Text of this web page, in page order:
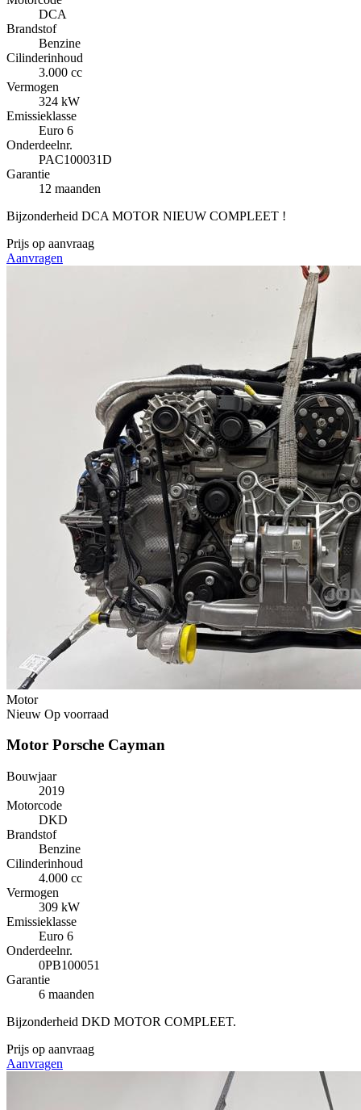
DCA
Brandstof
Benzine
Cilinderinhoud
3.000 cc
Vermogen
324 kW
Emissieklasse
Euro 6
Onderdeelnr.
PAC100031D
Garantie
12 maanden
Bijzonderheid DCA MOTOR NIEUW COMPLEET !
Prijs op aanvraag
Aanvragen
Motor
Nieuw Op voorraad
Motor Porsche Cayman
Bouwjaar
2019
Motorcode
DKD
Brandstof
Benzine
Cilinderinhoud
4.000 cc
Vermogen
309 kW
Emissieklasse
Euro 6
Onderdeelnr.
0PB100051
Garantie
6 maanden
Bijzonderheid DKD MOTOR COMPLEET.
Prijs op aanvraag
Aanvragen